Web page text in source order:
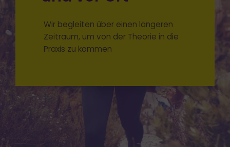
Wir begleiten über einen längeren
Zeitraum, um von der Theorie in die
Praxis zu kommen